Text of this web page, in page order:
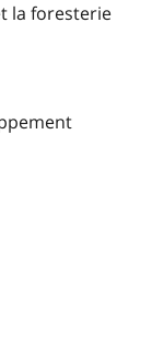
la foresterie